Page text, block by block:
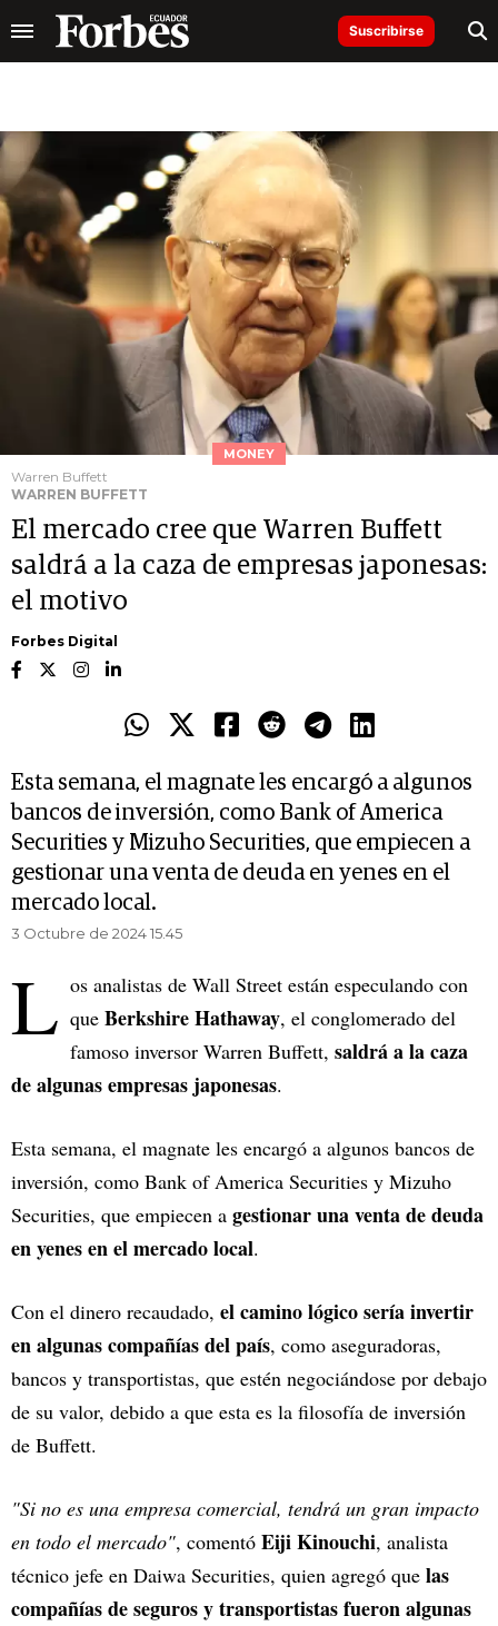
Suscribirse
MONEY
Warren Buffett
WARREN BUFFETT
El mercado cree que Warren Buffett
saldrá a la caza de empresas japonesas:
el motivo
Forbes Digital
Esta semana, el magnate les encargó a algunos
bancos de inversión, como Bank of America
Securities y Mizuho Securities, que empiecen a
gestionar una venta de deuda en yenes en el
mercado local.
3 Octubre de 2024 15.45
L os analistas de Wall Street están especulando con
que Berkshire Hathaway, el conglomerado del
famoso inversor Warren Buffett, saldrá a la caza
de algunas empresas japonesas.
Esta semana, el magnate les encargó a algunos bancos de
inversión, como Bank of America Securities y Mizuho
Securities, que empiecen a gestionar una venta de deuda
en yenes en el mercado local.
Con el dinero recaudado, el camino lógico sería invertir
en algunas compañías del país, como aseguradoras,
bancos y transportistas, que estén negociándose por debajo
de su valor, debido a que esta es la filosofía de inversión
de Buffett.
"Si no es una empresa comercial, tendrá un gran impacto
en todo el mercado", comentó Eiji Kinouchi, analista
técnico jefe en Daiwa Securities, quien agregó que las
compañías de seguros y transportistas fueron algunas